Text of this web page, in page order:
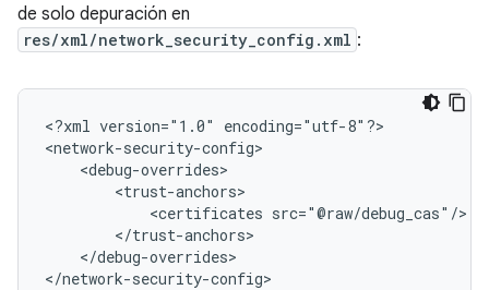
de solo depuración en
res/xml/network_security_config.xml :
<?xml version="1.0"
encoding="utf-8"?>
<certificates
</debug-overrides>
</network-security-config>